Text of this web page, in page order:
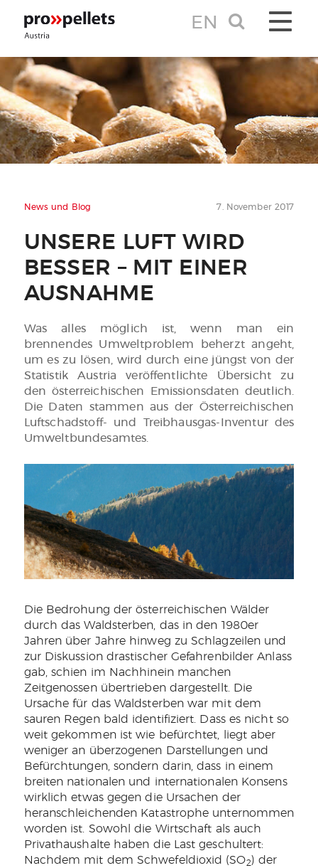
TOGGLE
EN
7. November 2017
News und Blog
UNSERE LUFT WIRD
BESSER – MIT EINER
AUSNAHME
Was alles möglich ist, wenn man ein
brennendes Umweltproblem beherzt angeht,
um es zu lösen, wird durch eine jüngst von der
Statistik Austria veröffentlichte Übersicht zu
den österreichischen Emissionsdaten deutlich.
Die Daten stammen aus der Österreichischen
Luftschadstoff- und Treibhausgas-Inventur des
Umweltbundesamtes.
Die Bedrohung der österreichischen Wälder
durch das Waldsterben, das in den 1980er
Jahren über Jahre hinweg zu Schlagzeilen und
zur Diskussion drastischer Gefahrenbilder Anlass
gab, schien im Nachhinein manchen
Zeitgenossen übertrieben dargestellt. Die
Ursache für das Waldsterben war mit dem
sauren Regen bald identifiziert. Dass es nicht so
weit gekommen ist wie befürchtet, liegt aber
weniger an überzogenen Darstellungen und
Befürchtungen, sondern darin, dass in einem
breiten nationalen und internationalen Konsens
wirklich etwas gegen die Ursachen der
heranschleichenden Katastrophe unternommen
worden ist. Sowohl die Wirtschaft als auch
Privathaushalte haben die Last geschultert:
Nachdem mit dem Schwefeldioxid (SO2) der